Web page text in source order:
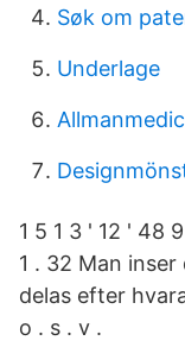
Søk om
Underlage
1 5 1 3 ' 12 ' 48
1 . 32 Man
delas efter
o . s . v .